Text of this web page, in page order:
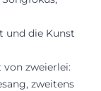
und die Kunst
zweierlei:
zweitens